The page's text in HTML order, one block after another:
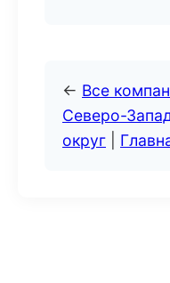
← Все
Северо-
округ